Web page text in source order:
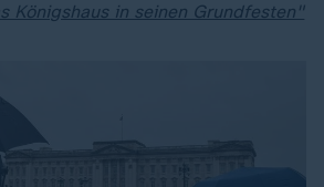
Königshaus in seinen Grundfesten"